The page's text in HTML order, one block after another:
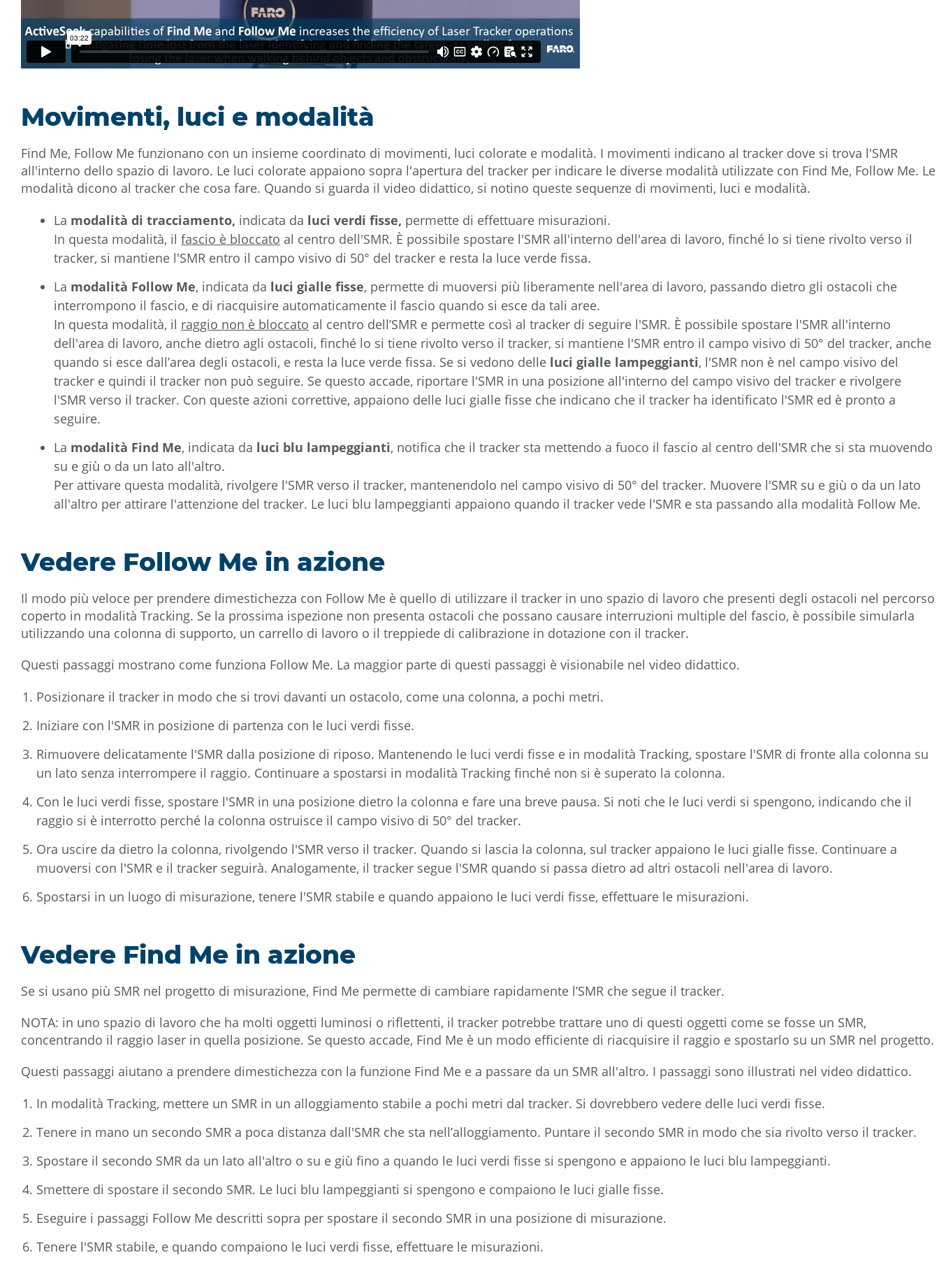
Movimenti, luci e modalità
Find Me, Follow Me funzionano con un insieme coordinato di movimenti, luci colorate e modalità. I movimenti indicano al tracker dove si trova l'SMR
all'interno dello spazio di lavoro. Le luci colorate appaiono sopra l'apertura del tracker per indicare le diverse modalità utilizzate con Find Me, Follow Me. Le
modalità dicono al tracker che cosa fare. Quando si guarda il video didattico, si notino queste sequenze di movimenti, luci e modalità.
La modalità di tracciamento, indicata da luci verdi fisse, permette di effettuare misurazioni.
In questa modalità, ilfascio è bloccato al centro dell'SMR. È possibile spostare l'SMR all'interno dell'area di lavoro, finché lo si tiene rivolto verso il
tracker, si mantiene l'SMR entro il campo visivo di 50° del tracker e resta la luce verde fissa.
La modalità Follow Me, indicata da luci gialle fisse, permette di muoversi più liberamente nell'area di lavoro, passando dietro gli ostacoli che
interrompono il fascio, e di riacquisire automaticamente il fascio quando si esce da tali aree.
In questa modalità, il raggio non è bloccato al centro dell’SMR e permette così al tracker di seguire l'SMR. È possibile spostare l'SMR all'interno
dell'area di lavoro, anche dietro agli ostacoli, finché lo si tiene rivolto verso il tracker, si mantiene l'SMR entro il campo visivo di 50° del tracker, anche
quando si esce dall’area degli ostacoli, e resta la luce verde fissa. Se si vedono delle luci gialle lampeggianti, l'SMR non è nel campo visivo del
tracker e quindi il tracker non può seguire. Se questo accade, riportare l'SMR in una posizione all'interno del campo visivo del tracker e rivolgere
l'SMR verso il tracker. Con queste azioni correttive, appaiono delle luci gialle fisse che indicano che il tracker ha identificato l'SMR ed è pronto a
seguire.
La modalità Find Me, indicata da luci blu lampeggianti, notifica che il tracker sta mettendo a fuoco il fascio al centro dell'SMR che si sta muovendo
su e giù o da un lato all'altro.
Per attivare questa modalità, rivolgere l'SMR verso il tracker, mantenendolo nel campo visivo di 50° del tracker. Muovere l'SMR su e giù o da un lato
all'altro per attirare l'attenzione del tracker. Le luci blu lampeggianti appaiono quando il tracker vede l'SMR e sta passando alla modalità Follow Me.
Vedere Follow Me in azione
Il modo più veloce per prendere dimestichezza con Follow Me è quello di utilizzare il tracker in uno spazio di lavoro che presenti degli ostacoli nel percorso
coperto in modalità Tracking. Se la prossima ispezione non presenta ostacoli che possano causare interruzioni multiple del fascio, è possibile simularla
utilizzando una colonna di supporto, un carrello di lavoro o il treppiede di calibrazione in dotazione con il tracker.
Questi passaggi mostrano come funziona Follow Me. La maggior parte di questi passaggi è visionabile nel video didattico.
Posizionare il tracker in modo che si trovi davanti un ostacolo, come una colonna, a pochi metri.
Iniziare con l'SMR in posizione di partenza con le luci verdi fisse.
Rimuovere delicatamente l'SMR dalla posizione di riposo. Mantenendo le luci verdi fisse e in modalità Tracking, spostare l'SMR di fronte alla colonna su
un lato senza interrompere il raggio. Continuare a spostarsi in modalità Tracking finché non si è superato la colonna.
Con le luci verdi fisse, spostare l'SMR in una posizione dietro la colonna e fare una breve pausa. Si noti che le luci verdi si spengono, indicando che il
raggio si è interrotto perché la colonna ostruisce il campo visivo di 50° del tracker.
Ora uscire da dietro la colonna, rivolgendo l'SMR verso il tracker. Quando si lascia la colonna, sul tracker appaiono le luci gialle fisse. Continuare a
muoversi con l'SMR e il tracker seguirà. Analogamente, il tracker segue l'SMR quando si passa dietro ad altri ostacoli nell'area di lavoro.
Spostarsi in un luogo di misurazione, tenere l'SMR stabile e quando appaiono le luci verdi fisse, effettuare le misurazioni.
Vedere Find Me in azione
Se si usano più SMR nel progetto di misurazione, Find Me permette di cambiare rapidamente l’SMR che segue il tracker.
NOTA: in uno spazio di lavoro che ha molti oggetti luminosi o riflettenti, il tracker potrebbe trattare uno di questi oggetti come se fosse un SMR,
concentrando il raggio laser in quella posizione. Se questo accade, Find Me è un modo efficiente di riacquisire il raggio e spostarlo su un SMR nel progetto.
Questi passaggi aiutano a prendere dimestichezza con la funzione Find Me e a passare da un SMR all'altro. I passaggi sono illustrati nel video didattico.
In modalità Tracking, mettere un SMR in un alloggiamento stabile a pochi metri dal tracker. Si dovrebbero vedere delle luci verdi fisse.
Tenere in mano un secondo SMR a poca distanza dall'SMR che sta nell’alloggiamento. Puntare il secondo SMR in modo che sia rivolto verso il tracker.
Spostare il secondo SMR da un lato all'altro o su e giù fino a quando le luci verdi fisse si spengono e appaiono le luci blu lampeggianti.
Smettere di spostare il secondo SMR. Le luci blu lampeggianti si spengono e compaiono le luci gialle fisse.
Eseguire i passaggi Follow Me descritti sopra per spostare il secondo SMR in una posizione di misurazione.
Tenere l'SMR stabile, e quando compaiono le luci verdi fisse, effettuare le misurazioni.